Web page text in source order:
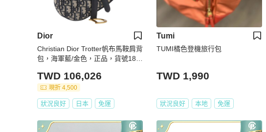
Dior
Christian Dior Trotter帆布馬鞍肩背
包，海軍藍/金色，正品，貨號184
TWD 106,026
現折 4,500
狀況良好 日本 免運
Tumi
TUMI橘色登機旅行包
TWD 1,990
狀況良好 本地 免運